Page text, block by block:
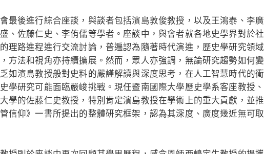
後進行綜合座談，與談者包括濱島敦俊教授，以及王鴻泰、李廣
、佐藤仁史、李侑儒等學者。座談中，與會者就各地史學界對於社
理路進程進行交流討論，普遍認為隨著時代演進，歷史學研究領域
方法和視角亦持續擴展。然而，眾人亦強調，無論研究趨勢如何變
如濱島教授般對史料的嚴謹解讀與深度思考，在人工智慧時代的衝
學研究可能面臨嚴峻挑戰。現任暨南國際大學歷史學系客座教授、
學的佐藤仁史教授，特別肯定濱島教授在學術上的重大貢獻，並推
信仰》一書所提出的整體研究框架，認為其深度、廣度幾近無可取